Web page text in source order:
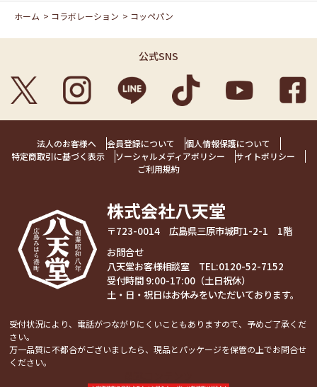
ホーム > コラボレーション > コッペパン
公式SNS
法人のお客様へ 会員登録について
個人情報保護について
特定商取引に基づく表示
ソーシャルメディアポリシー
サイトポリシー
ご利用規約
株式会社八天堂
〒723-0014 広島県三原市城町1-2-1 1階
お問合せ
八天堂お客様相談室 TEL:0120-52-7152
受付時間 9:00-17:00（土日祝休）
土・日・祝日はお休みをいただいております。
受付状況により、電話がつながりにくいこともありますので、予めご了承くだ
さい。
万一品質に不都合がございましたら、現品とパッケージを保管の上でお問合せ
ください。